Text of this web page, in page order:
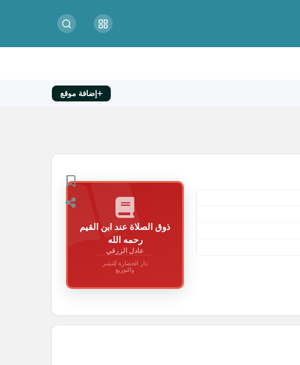
إضافة موقع
ذوق الصلاة عند ابن القيم
رحمه الله
عادل الزرقي
دار الحضارة للنشر
والتوزيع